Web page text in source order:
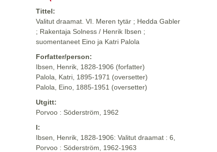
Tittel:
Valitut draamat. VI. Meren tytär ; Hedda Gabler
; Rakentaja Solness / Henrik Ibsen ;
suomentaneet Eino ja Katri Palola
Forfatter/person:
Ibsen, Henrik, 1828-1906 (forfatter)
Palola, Katri, 1895-1971 (oversetter)
Palola, Eino, 1885-1951 (oversetter)
Utgitt:
Porvoo : Söderström, 1962
I:
Ibsen, Henrik, 1828-1906: Valitut draamat : 6,
Porvoo : Söderström, 1962-1963